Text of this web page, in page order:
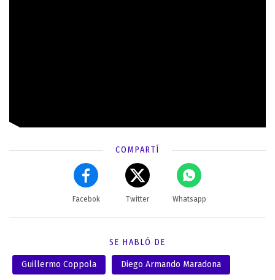
COMPARTÍ
Facebok Twitter Whatsapp
SE HABLÓ DE
Guillermo Coppola Diego Armando Maradona